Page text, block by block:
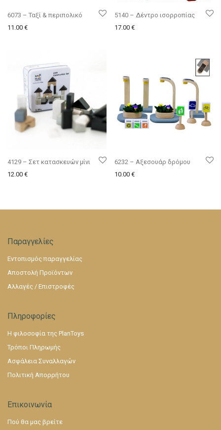
6073 – Ταξί & περιπολικό
11.00 €
5140 – Δέντρο ισορροπίας
17.00 €
4129 – Σετ κατασκευών μίνι
12.00 €
6232 – Αξεσουάρ δρόμου
10.00 €
Παραγγελίες
Εντοπισμός παραγγελίας
Αποστολή Προϊόντων
Αλλαγές / Επιστροφές
Πληροφορίες
Η φιλοσοφία της PlanToys
Τρόποι Πληρωμής
Ασφάλεια Συναλλαγών
Πολιτική Απορρήτου
Επικοινωνία
Πού θα μας βρείτε